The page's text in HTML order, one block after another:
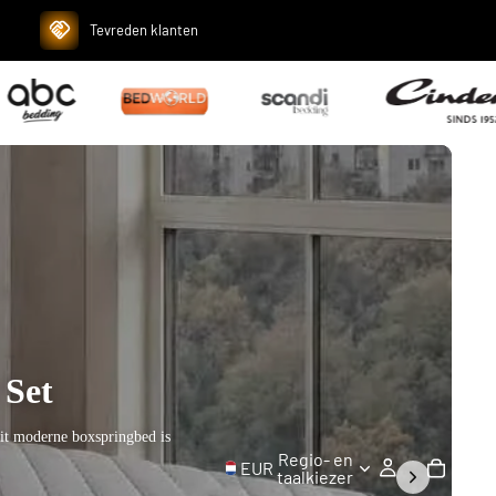
Tevreden klanten
EUR Regio- en
taalkiezer
boxspringbed